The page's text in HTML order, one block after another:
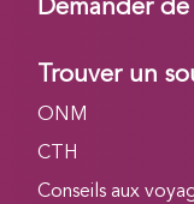
Demander
Trouver un
ONM
CTH
Conseils aux